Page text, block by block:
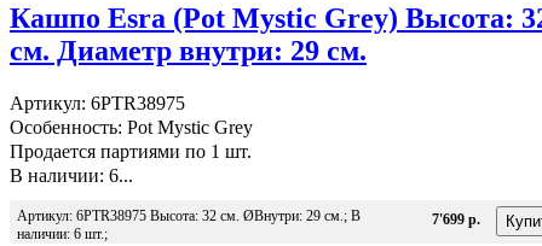
Кашпо Esra (Pot Mystic Grey) Высота:
см. Диаметр внутри: 29 см.
Артикул: 6PTR38975
Особенность: Pot Mystic Grey
Продается партиями по 1 шт.
В наличии: 6...
Артикул: 6PTR38975 Высота: 32 см. ØВнутри: 29 см.; В
наличии: 6 шт.;
7'699 р.